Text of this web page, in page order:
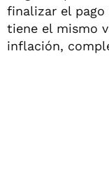
finalizar el pago
tiene el mismo
inflación,